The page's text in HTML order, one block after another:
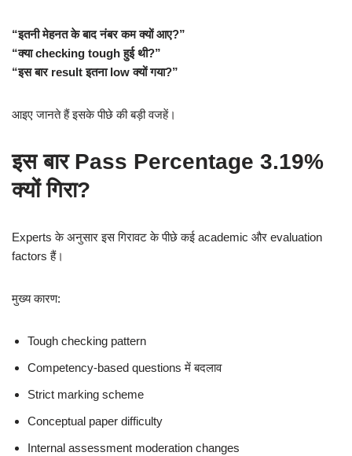
“इतनी मेहनत के बाद नंबर कम क्यों आए?”
“क्या checking tough हुई थी?”
“इस बार result इतना low क्यों गया?”
आइए जानते हैं इसके पीछे की बड़ी वजहें।
इस बार Pass Percentage 3.19%
क्यों गिरा?
Experts के अनुसार इस गिरावट के पीछे कई academic और evaluation
factors हैं।
मुख्य कारण:
Tough checking pattern
Competency-based questions में बदलाव
Strict marking scheme
Conceptual paper difficulty
Internal assessment moderation changes